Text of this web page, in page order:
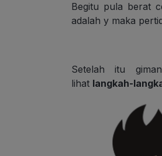
Begitu pula berat
adalah y maka
Setelah itu
lihat langkah-